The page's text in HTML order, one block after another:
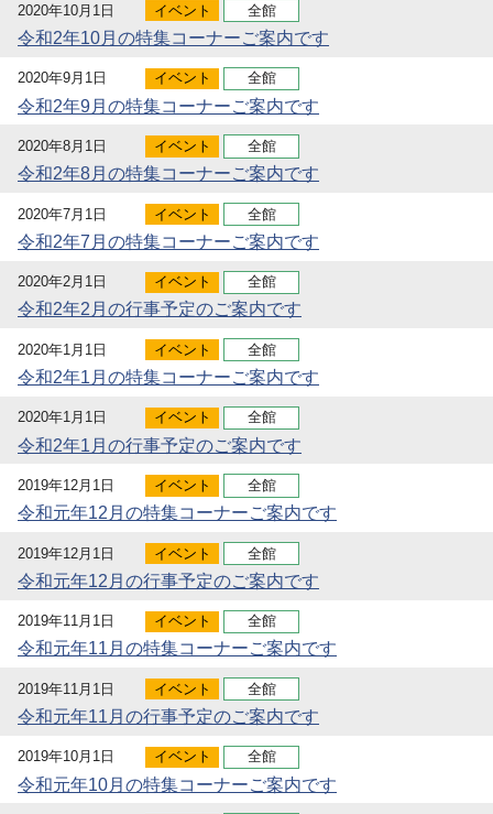
2020年10月1日 イベント 全館
令和2年10月の特集コーナーご案内です
2020年9月1日 イベント 全館
令和2年9月の特集コーナーご案内です
2020年8月1日 イベント 全館
令和2年8月の特集コーナーご案内です
2020年7月1日 イベント 全館
令和2年7月の特集コーナーご案内です
2020年2月1日 イベント 全館
令和2年2月の行事予定のご案内です
2020年1月1日 イベント 全館
令和2年1月の特集コーナーご案内です
2020年1月1日 イベント 全館
令和2年1月の行事予定のご案内です
2019年12月1日 イベント 全館
令和元年12月の特集コーナーご案内です
2019年12月1日 イベント 全館
令和元年12月の行事予定のご案内です
2019年11月1日 イベント 全館
令和元年11月の特集コーナーご案内です
2019年11月1日 イベント 全館
令和元年11月の行事予定のご案内です
2019年10月1日 イベント 全館
令和元年10月の特集コーナーご案内です